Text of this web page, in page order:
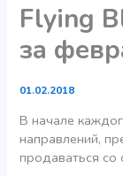
Flying
за
01.02.2018
В начале
направлений,
продаваться со